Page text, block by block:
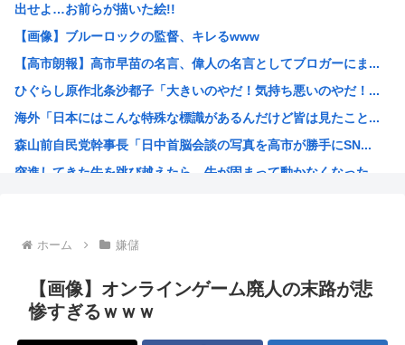
【悲報】リュウジ氏、冷やし中華を「あり得ないほどダルい」...
【悲報】みいちゃん作者「みいちゃん母は障害者なので自分が...
「コンビニ、馬鹿にすんなよ」→あのオーナー夫婦、不起訴ｗ...
“映像化不可”と言われた渡辺淳一の問題作を実娘が映画化 ...
野獣先輩、中国で市民権を得る
高市早苗政府「外国人は生活保護法の対象にならない」
出せよ…お前らが描いた絵!!
【画像】ブルーロックの監督、キレるwww
【高市朗報】高市早苗の名言、偉人の名言としてブロガーにま...
ひぐらし原作北条沙都子「大きいのやだ！気持ち悪いのやだ！...
海外「日本にはこんな特殊な標識があるんだけど皆は見たこと...
森山前自民党幹事長「日中首脳会談の写真を高市が勝手にSN...
突進してきた牛を跳び越えたら、牛が固まって動かなくなった...
小泉進次郎、自衛隊の退役軍人への「支援庁」新設を検討
日本政府、通信監視へ 「トクリュウ対策」
みい山作者「消せ消せ消せ消せ消せ消せ消せ消せ！」
ホーム 嫌儲
【画像】オンラインゲーム廃人の末路が悲
惨すぎるｗｗｗ